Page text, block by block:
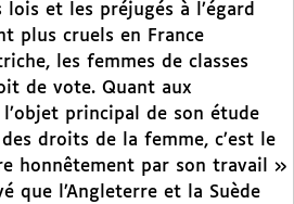
et les préjugés à l’égard
plus cruels en France
les femmes de classes
de vote. Quant aux
principal de son étude
droits de la femme, c’est le
honnêtement par son travail »
que l’Angleterre et la Suède